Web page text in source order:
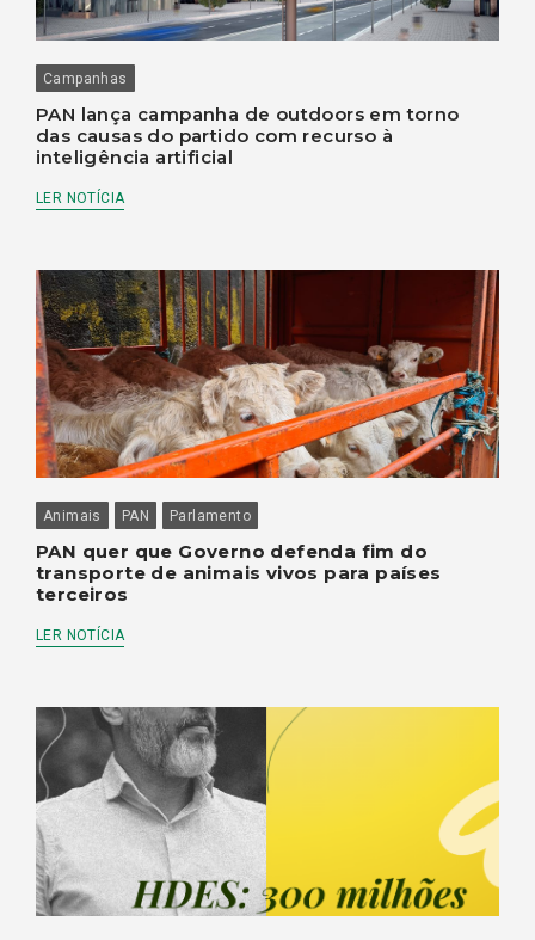
Campanhas
PAN lança campanha de outdoors em torno
das causas do partido com recurso à
inteligência artificial
LER NOTÍCIA
Animais PAN Parlamento
PAN quer que Governo defenda fim do
transporte de animais vivos para países
terceiros
LER NOTÍCIA